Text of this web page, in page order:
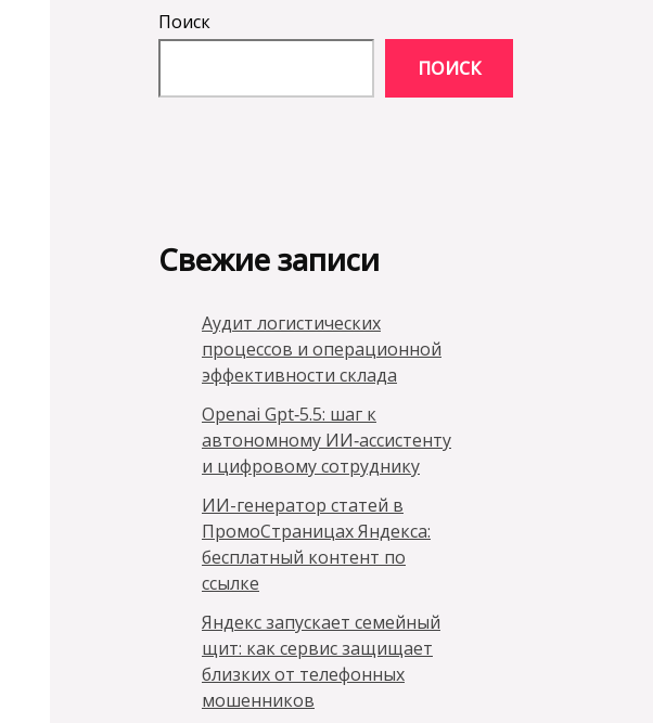
Поиск
ПОИСК
Свежие записи
Аудит логистических
процессов и операционной
эффективности склада
Openai Gpt‑5.5: шаг к
автономному ИИ‑ассистенту
и цифровому сотруднику
ИИ-генератор статей в
ПромоСтраницах Яндекса:
бесплатный контент по
ссылке
Яндекс запускает семейный
щит: как сервис защищает
близких от телефонных
мошенников